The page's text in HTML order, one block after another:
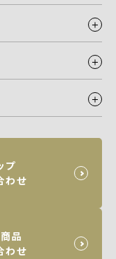
プ
わせ
品
わせ